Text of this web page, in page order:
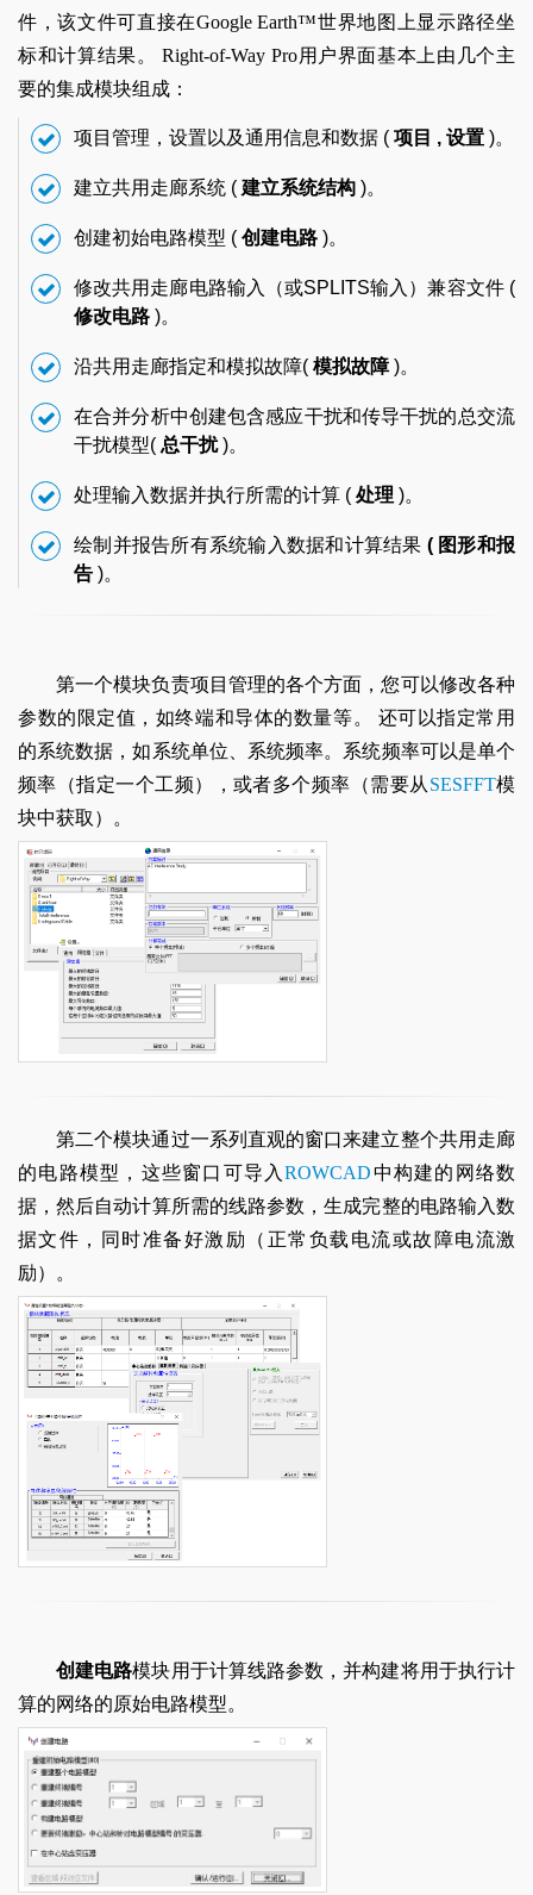
件，该文件可直接在Google Earth™世界地图上显示路径坐
标和计算结果。 Right-of-Way Pro用户界面基本上由几个主
要的集成模块组成：
项目管理，设置以及通用信息和数据 ( 项目 , 设置 )。
建立共用走廊系统 ( 建立系统结构 )。
创建初始电路模型 ( 创建电路 )。
修改共用走廊电路输入（或SPLITS输入）兼容文件 (
修改电路 )。
沿共用走廊指定和模拟故障( 模拟故障)。
在合并分析中创建包含感应干扰和传导干扰的总交流
干扰模型( 总干扰)。
处理输入数据并执行所需的计算 ( 处理 )。
绘制并报告所有系统输入数据和计算结果 ( 图形和报
告 )。
第一个模块负责项目管理的各个方面，您可以修改各种
参数的限定值，如终端和导体的数量等。 还可以指定常用
的系统数据，如系统单位、系统频率。系统频率可以是单个
频率（指定一个工频），或者多个频率（需要从 SESFFT模
块中获取）。
第二个模块通过一系列直观的窗口来建立整个共用走廊
的电路模型，这些窗口可导入ROWCAD中构建的网络数
据，然后自动计算所需的线路参数，生成完整的电路输入数
据文件，同时准备好激励（正常负载电流或故障电流激
励）。
创建电路模块用于计算线路参数，并构建将用于执行计
算的网络的原始电路模型。